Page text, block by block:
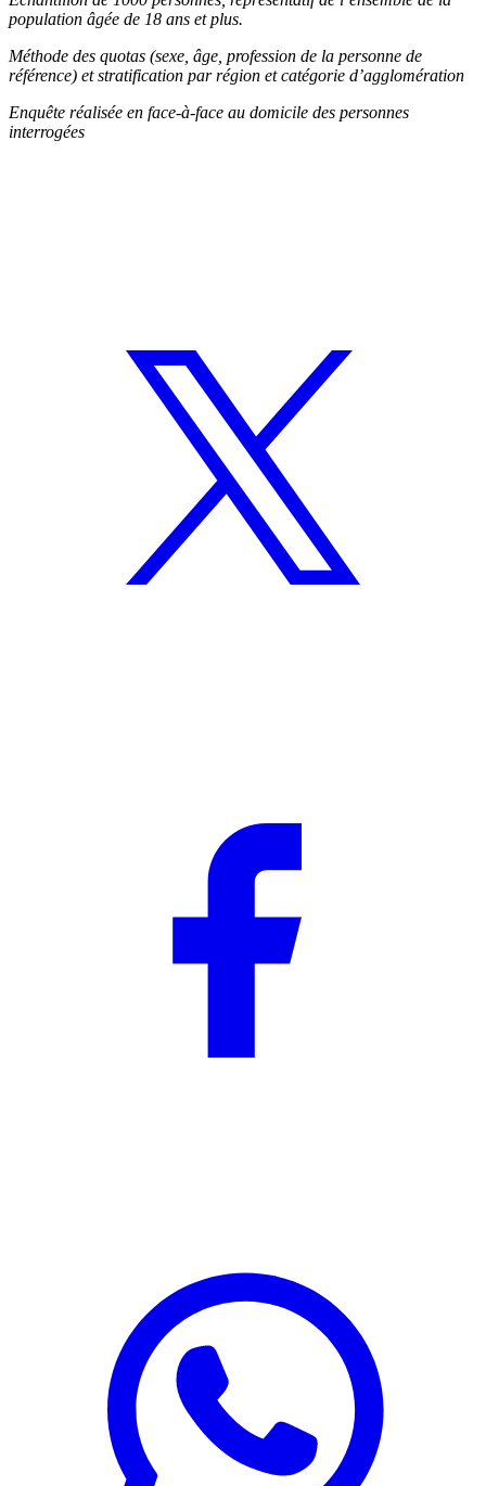
population âgée de 18 ans et plus.
Méthode des quotas (sexe, âge, profession de la personne de
référence) et stratification par région et catégorie d’agglomération
Enquête réalisée en face-à-face au domicile des personnes
interrogées